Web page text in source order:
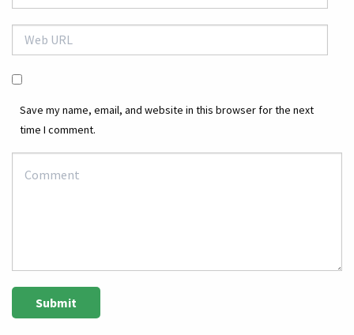
Save my name, email, and website in this browser for the next
time I comment.